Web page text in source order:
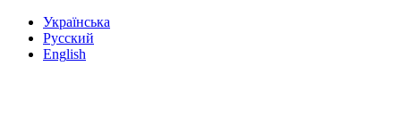
Українська
Русский
English